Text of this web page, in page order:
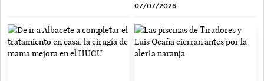
07/07/2026